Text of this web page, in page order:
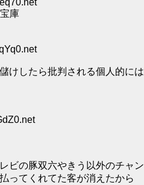
庫
けしたら批判される個人的には
ビの豚双六やきう以外のチャン
ってくれてた客が消えたから